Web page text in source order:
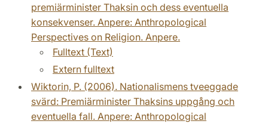
premiärminister Thaksin och dess eventuella
konsekvenser. Anpere: Anthropological
Perspectives on Religion. Anpere.
Fulltext (Text)
Extern fulltext
Wiktorin, P. (2006). Nationalismens tveeggade
svärd: Premiärminister Thaksins uppgång och
eventuella fall. Anpere: Anthropological